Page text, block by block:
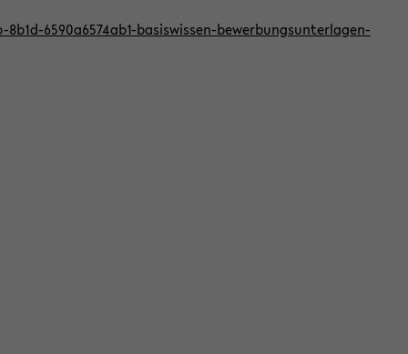
6590a6574ab1-basiswissen-bewerbungsunterlagen-